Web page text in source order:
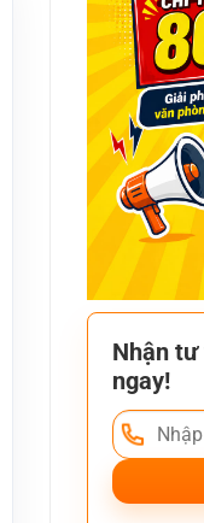
Nhận tư
ngay!